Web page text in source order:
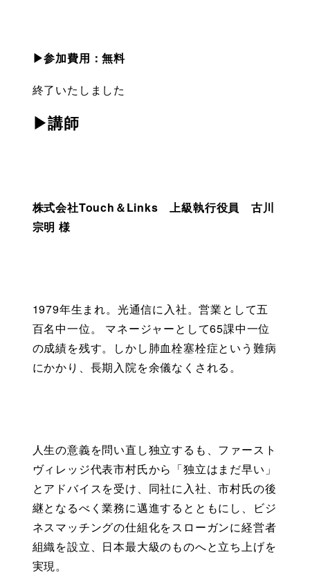
▶参加費用：無料
終了いたしました
▶講師
株式会社Touch＆Links　上級執行役員　古川
宗明 様
1979年生まれ。光通信に入社。営業として五
百名中一位。 マネージャーとして65課中一位
の成績を残す。しかし肺血栓塞栓症という難病
にかかり、長期入院を余儀なくされる。
人生の意義を問い直し独立するも、ファースト
ヴィレッジ代表市村氏から「独立はまだ早い」
とアドバイスを受け、同社に入社、市村氏の後
継となるべく業務に邁進するとともにし、ビジ
ネスマッチングの仕組化をスローガンに経営者
組織を設立、日本最大級のものへと立ち上げを
実現。